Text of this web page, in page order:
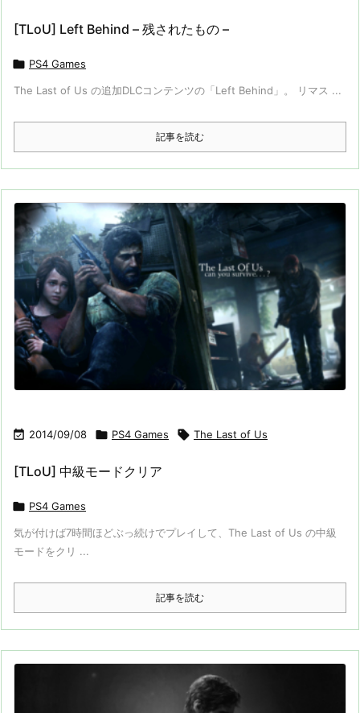
[TLoU] Left Behind – 残されたもの –
 PS4 Games
The Last of Us の追加DLCコンテンツの「Left Behind」。 リマス ...
記事を読む
 2014/09/08  PS4 Games  The Last of Us
[TLoU] 中級モードクリア
 PS4 Games
気が付けば7時間ほどぶっ続けでプレイして、The Last of Us の中級
モードをクリ ...
記事を読む